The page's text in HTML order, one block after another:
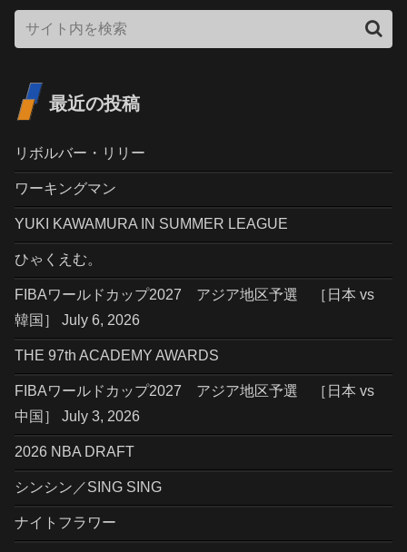
最近の投稿
リボルバー・リリー
ワーキングマン
YUKI KAWAMURA IN SUMMER LEAGUE
ひゃくえむ。
FIBAワールドカップ2027 アジア地区予選 ［日本 vs
韓国］ July 6, 2026
THE 97th ACADEMY AWARDS
FIBAワールドカップ2027 アジア地区予選 ［日本 vs
中国］ July 3, 2026
2026 NBA DRAFT
シンシン／SING SING
ナイトフラワー